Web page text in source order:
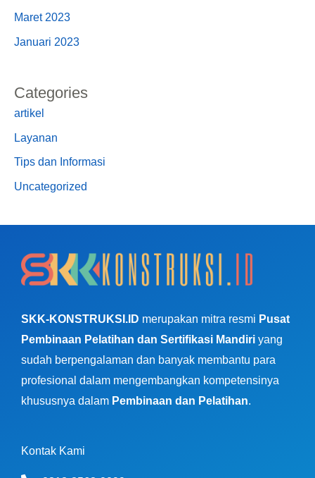
Maret 2023
Januari 2023
Categories
artikel
Layanan
Tips dan Informasi
Uncategorized
SKK-KONSTRUKSI.ID merupakan mitra resmi Pusat
Pembinaan Pelatihan dan Sertifikasi Mandiri yang
sudah berpengalaman dan banyak membantu para
profesional dalam mengembangkan kompetensinya
khususnya dalam Pembinaan dan Pelatihan.
Kontak Kami